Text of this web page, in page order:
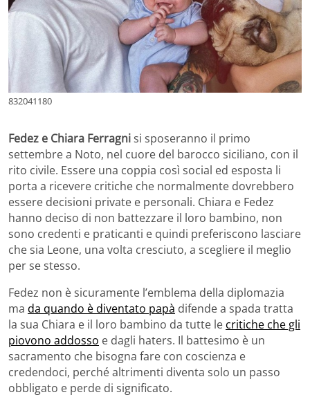
832041180
Fedez e Chiara Ferragnisi sposeranno il primo
settembre a Noto, nel cuore del barocco siciliano, con il
rito civile. Essere una coppia così social ed esposta li
porta a ricevere critiche che normalmente dovrebbero
essere decisioni private e personali. Chiara e Fedez
hanno deciso di non battezzare il loro bambino, non
sono credenti e praticanti e quindi preferiscono lasciare
che sia Leone, una volta cresciuto, a scegliere il meglio
per se stesso.
Fedez non è sicuramente l’emblema della diplomazia
ma da quando è diventato papà difende a spada tratta
la sua Chiara e il loro bambino da tutte le critiche che gli
piovono addosso e dagli haters. Il battesimo è un
sacramento che bisogna fare con coscienza e
credendoci, perché altrimenti diventa solo un passo
obbligato e perde di significato.